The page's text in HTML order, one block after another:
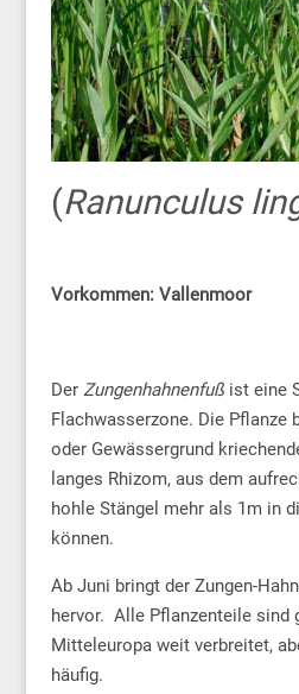
(Ranunculus
Vorkommen: Vallenmoor
Der Zungenhahnenfußist eine
Flachwasserzone. Die Pflanze
oder Gewässergrund
langes Rhizom, aus dem
hohle Stängel mehr als 1m in
können.
Ab Juni bringt der Zungen-
hervor. Alle Pflanzenteile sind
Mitteleuropa weit verbreitet,
häufig.